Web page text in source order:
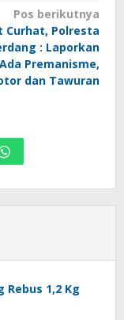
Pos berikutnya
Curhat, Polresta
: Laporkan
Premanisme,
dan Tawuran
Rebus 1,2 Kg